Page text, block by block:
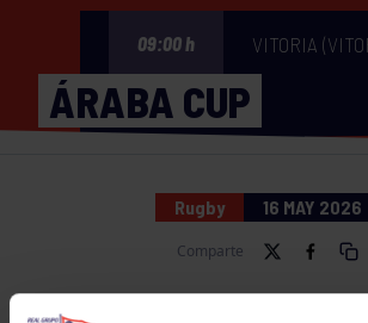
09:00 h VITORIA
ÁRABA CUP
Rugby 16 MAY 2026
Comparte